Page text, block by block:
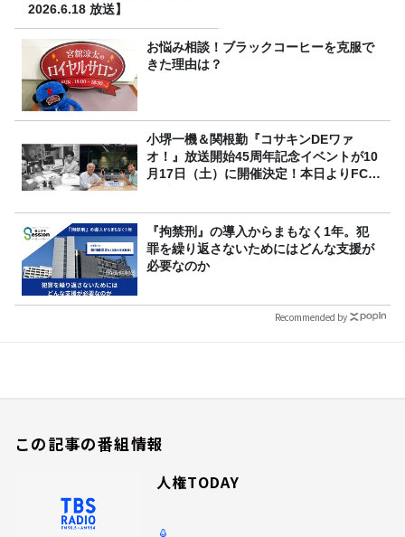
2026.6.18 放送】
お悩み相談！ブラックコーヒーを克服で
きた理由は？
小堺一機＆関根勤『コサキンDEワァ
オ！』放送開始45周年記念イベントが10
月17日（土）に開催決定！本日よりFC先
『拘禁刑』の導入からまもなく1年。犯
罪を繰り返さないためにはどんな支援が
必要なのか
Recommended by
この記事の番組情報
人権TODAY